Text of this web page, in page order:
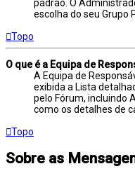
padrão. O
escolha do seu Grupo
Topo
O que é a Equipa de
A Equipa de
exibida a Lista
pelo Fórum, incluindo
como os detalhes de
Topo
Sobre as